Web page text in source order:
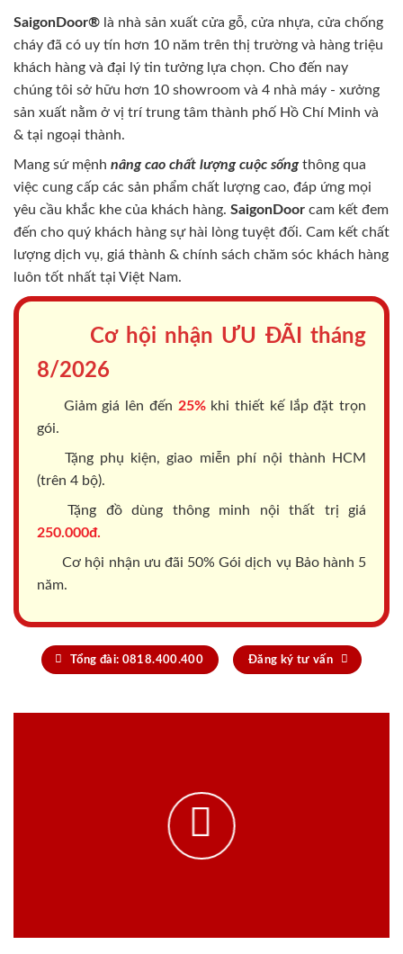
SaigonDoor® là nhà sản xuất cửa gỗ, cửa nhựa, cửa chống
cháy đã có uy tín hơn 10 năm trên thị trường và hàng triệu
khách hàng và đại lý tin tưởng lựa chọn. Cho đến nay
chúng tôi sở hữu hơn 10 showroom và 4 nhà máy - xưởng
sản xuất nằm ở vị trí trung tâm thành phố Hồ Chí Minh và
& tại ngoại thành.
Mang sứ mệnh nâng cao chất lượng cuộc sốngthông qua
việc cung cấp các sản phẩm chất lượng cao, đáp ứng mọi
yêu cầu khắc khe của khách hàng. SaigonDoor cam kết đem
đến cho quý khách hàng sự hài lòng tuyệt đối. Cam kết chất
lượng dịch vụ, giá thành & chính sách chăm sóc khách hàng
luôn tốt nhất tại Việt Nam.
Cơ hội nhận ƯU ĐÃI tháng
8/2026
Giảm giá lên đến 25%khi thiết kế lắp đặt trọn
gói.
Tặng phụ kiện, giao miễn phí nội thành HCM
(trên 4 bộ).
Tặng đồ dùng thông minh nội thất trị giá
250.000đ.
Cơ hội nhận ưu đãi 50% Gói dịch vụ Bảo hành 5
năm.
Tổng đài: 0818.400.400 Đăng ký tư vấn